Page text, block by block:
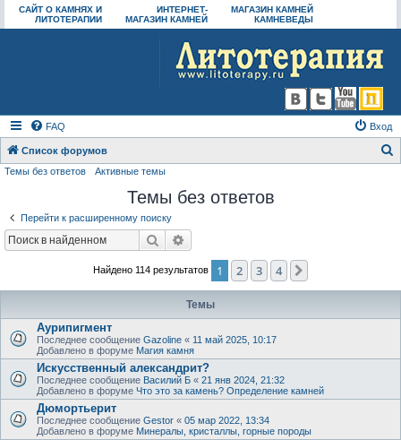
САЙТ О КАМНЯХ И
ЛИТОТЕРАПИИ
ИНТЕРНЕТ-
МАГАЗИН КАМНЕЙ
МАГАЗИН КАМНЕЙ
КАМНЕВЕДЫ
FAQ Вход
Список форумов
Темы без ответов Активные темы
Темы без ответов
Перейти к расширенному поиску
Поиск
Найдено 114 результатов 1 2 3 4
Темы
Аурипигмент
Последнее сообщение Gazoline « 11 май 2025, 10:17
Добавлено в форуме Магия камня
Искусственный александрит?
Последнее сообщение Василий Б « 21 янв 2024, 21:32
Добавлено в форуме Что это за камень? Определение камней
Дюмортьерит
Последнее сообщение Gestor « 05 мар 2022, 13:34
Добавлено в форуме Минералы, кристаллы, горные породы